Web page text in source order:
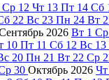
Ср 12 Чт 13 Пт 14 Сб
22 Вс 23 Пн 24 Вт
2026 Вт 1 Ср
10 Пт 11 Сб 12 Вс 13
20 Пн 21 Вт 22 Ср
30 Октябрь 2026 Чт